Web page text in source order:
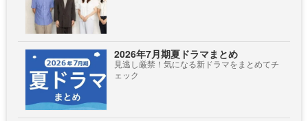
2026年7月期夏ドラマまとめ
見逃し厳禁！気になる新ドラマをまとめてチ
ェック